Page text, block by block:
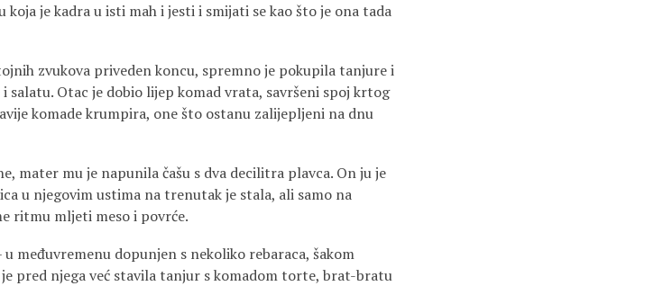
je kadra u isti mah i jesti i smijati se kao što je ona tada
zvukova priveden koncu, spremno je pokupila tanjure i
Otac je dobio lijep komad vrata, savršeni spoj krtog
komade krumpira, one što ostanu zalijepljeni na dnu
mater mu je napunila čašu s dva decilitra plavca. On ju je
u njegovim ustima na trenutak je stala, ali samo na
ritmu mljeti meso i povrće.
međuvremenu dopunjen s nekoliko rebaraca, šakom
pred njega već stavila tanjur s komadom torte, brat-bratu